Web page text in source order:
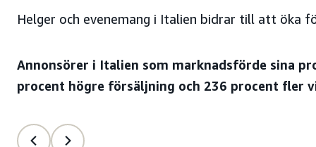
Helger och evenemang i Italien bidrar till att öka
Annonsörer i Italien som marknadsförde sina
procent högre försäljning och 236 procent fler